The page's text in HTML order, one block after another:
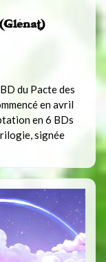
du Pacte des
en avril
en 6 BDs
signée